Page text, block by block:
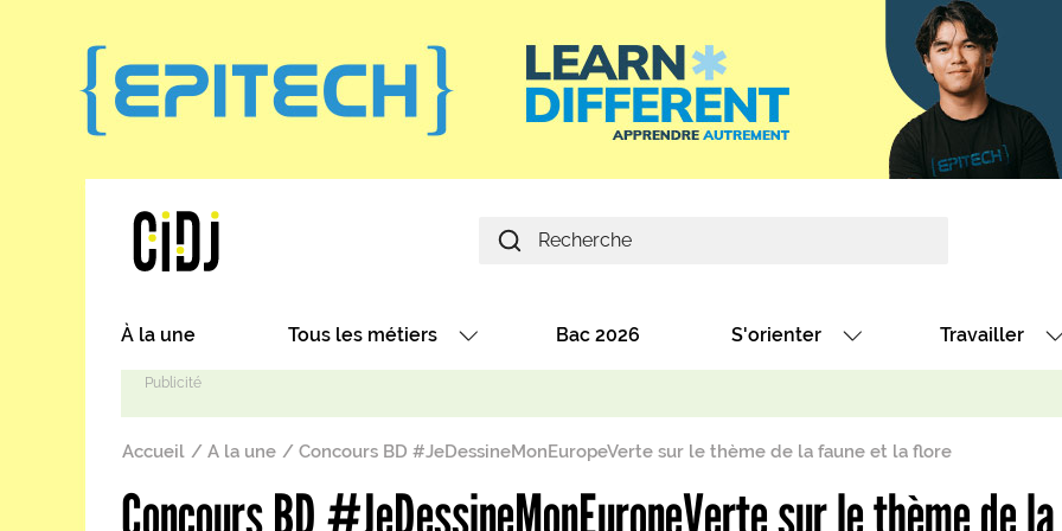
Main navigation
À la une Tous les métiers
Les métiers par centres d'intérêt
Bac 2026 S'orienter
Alternance : les formations des écoles
Travailler
Décrocher
Fil d'Ariane
Accueil A la une Concours BD #JeDessineMonEuropeVerte sur le thème de la faune et la flore
Concours BD #JeDessineMonEuropeVerte sur le thème de